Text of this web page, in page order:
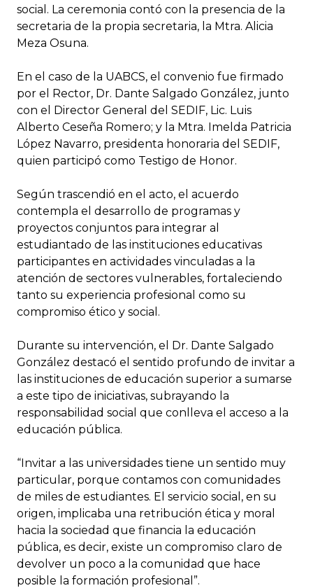
social. La ceremonia contó con la presencia de la
secretaria de la propia secretaria, la Mtra. Alicia
Meza Osuna.
En el caso de la UABCS, el convenio fue firmado
por el Rector, Dr. Dante Salgado González, junto
con el Director General del SEDIF, Lic. Luis
Alberto Ceseña Romero; y la Mtra. Imelda Patricia
López Navarro, presidenta honoraria del SEDIF,
quien participó como Testigo de Honor.
Según trascendió en el acto, el acuerdo
contempla el desarrollo de programas y
proyectos conjuntos para integrar al
estudiantado de las instituciones educativas
participantes en actividades vinculadas a la
atención de sectores vulnerables, fortaleciendo
tanto su experiencia profesional como su
compromiso ético y social.
Durante su intervención, el Dr. Dante Salgado
González destacó el sentido profundo de invitar a
las instituciones de educación superior a sumarse
a este tipo de iniciativas, subrayando la
responsabilidad social que conlleva el acceso a la
educación pública.
“Invitar a las universidades tiene un sentido muy
particular, porque contamos con comunidades
de miles de estudiantes. El servicio social, en su
origen, implicaba una retribución ética y moral
hacia la sociedad que financia la educación
pública, es decir, existe un compromiso claro de
devolver un poco a la comunidad que hace
posible la formación profesional”.